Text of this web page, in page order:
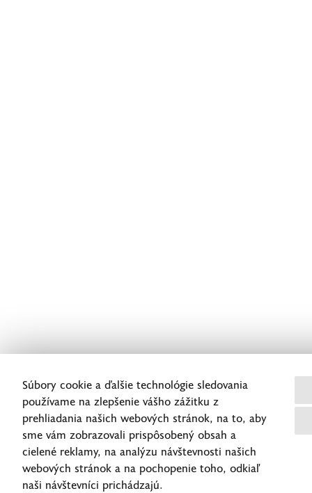
Súbory cookie a ďalšie technológie sledovania
používame na zlepšenie vášho zážitku z
prehliadania našich webových stránok, na to, aby
sme vám zobrazovali prispôsobený obsah a
cielené reklamy, na analýzu návštevnosti našich
webových stránok a na pochopenie toho, odkiaľ
naši návštevníci prichádzajú.